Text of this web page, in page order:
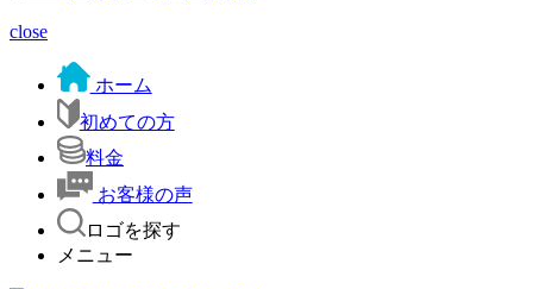
close
ホーム
初めての方
料金
お客様の声
ロゴを探す
メニュー